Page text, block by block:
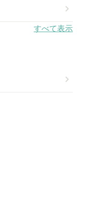
chevron_right
すべて表示
chevron_right